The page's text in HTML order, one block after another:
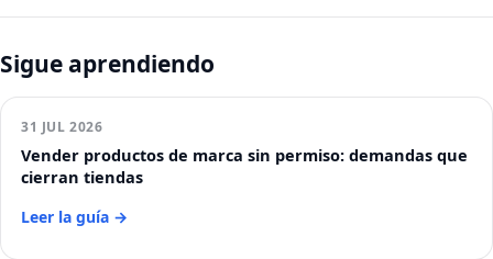
Sigue aprendiendo
31 JUL 2026
Vender productos de marca sin permiso: demandas que
cierran tiendas
Leer la guía →